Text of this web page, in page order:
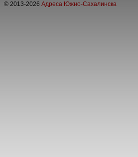
© 2013-2026 Адреса Южно-Сахалинска